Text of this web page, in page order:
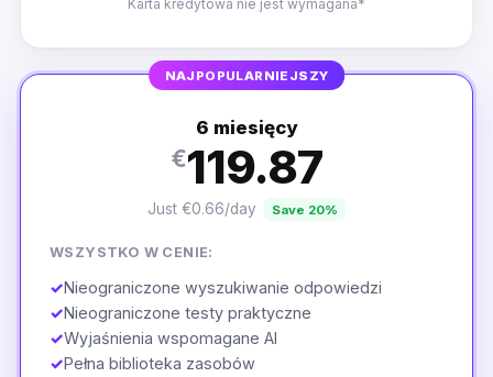
Karta kredytowa nie jest wymagana*
NAJPOPULARNIEJSZY
6 miesięcy
€119.87
Just €0.66/day Save 20%
WSZYSTKO W CENIE:
✓Nieograniczone wyszukiwanie odpowiedzi
✓Nieograniczone testy praktyczne
✓Wyjaśnienia wspomagane AI
✓Pełna biblioteka zasobów